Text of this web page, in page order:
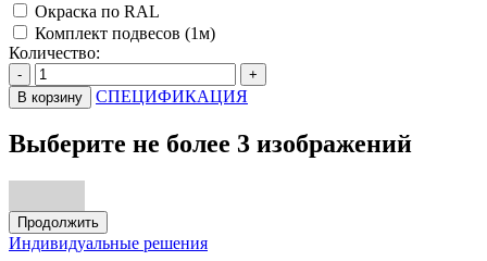
Окраска по RAL
Комплект подвесов (1м)
Количество:
-
+
В корзину
СПЕЦИФИКАЦИЯ
Выберите не более 3 изображений
Продолжить
Индивидуальные решения